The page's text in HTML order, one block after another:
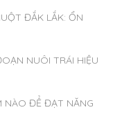
ĐẮK LẮK: ỔN
NUÔI TRÁI HIỆU
NÀO ĐỂ ĐẠT NĂNG